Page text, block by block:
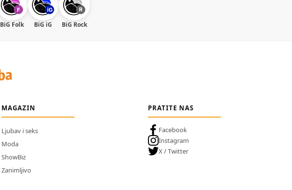
BiG Folk BiG iG BiG Rock
MAGAZIN
Ljubav i seks
Moda
ShowBiz
Zanimljivo
PRATITE NAS
Facebook
Instagram
X / Twitter